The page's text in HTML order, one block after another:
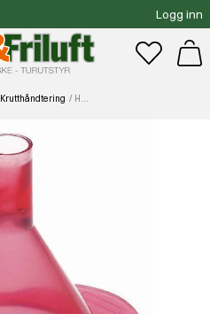
Logg inn
Krutthåndtering Hornady New Powder Funnel Krutt Trakt